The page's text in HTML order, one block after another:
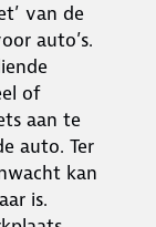
van de
auto’s.
of
aan te
auto. Ter
kan
is.